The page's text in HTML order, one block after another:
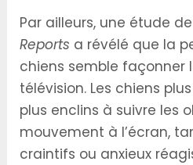
Par ailleurs, une étude
Reports a révélé que la
chiens semble façonner
télévision. Les chiens
plus enclins à suivre les
mouvement à l’écran,
craintifs ou anxieux